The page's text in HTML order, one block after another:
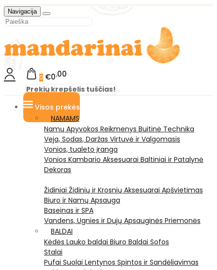
Navigacija
0 €0 00
Prekių krepšelis tuščias!
Visos prekės
NAMAMS
Namų Apyvokos Reikmenys Buitinė Technika
Veja, Sodas, Daržas Virtuvė ir Valgomasis
Vonios, tualeto įranga
Vonios Kambario Aksesuarai Baltiniai ir Patalynė
Dekoras
Židiniai Židinių ir Krosnių Aksesuarai Apšvietimas
Biuro ir Namų Apsauga
Baseinas ir SPA
Vandens, Ugnies ir Dujų Apsauginės Priemonės
BALDAI
Kėdės Lauko baldai Biuro Baldai Sofos
Stalai
Pufai Suolai Lentynos Spintos ir Sandėliavimas